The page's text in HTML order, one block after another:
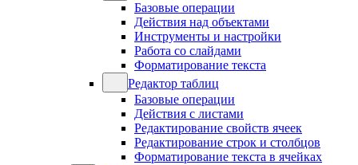
Базовые операции
Действия над объектами
Инструменты и настройки
Работа со слайдами
Форматирование текста
Редактор таблиц
Базовые операции
Действия с листами
Редактирование свойств ячеек
Редактирование строк и столбцов
Форматирование текста в ячейках